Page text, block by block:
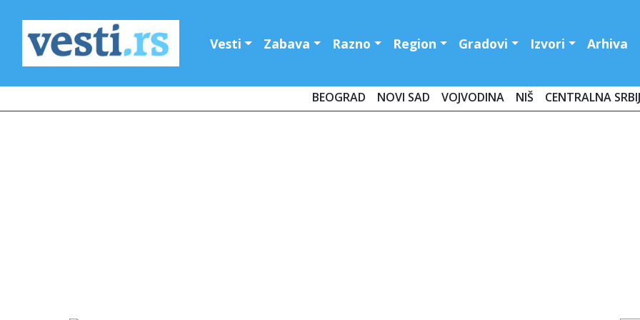
Vesti Zabava Razno Region Gradovi Izvori Arhiva
BEOGRAD NOVI SAD VOJVODINA NIŠ CENTRALNA